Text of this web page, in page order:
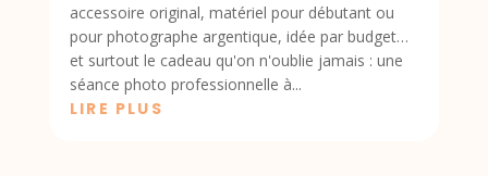
accessoire original, matériel pour débutant ou
pour photographe argentique, idée par budget…
et surtout le cadeau qu'on n'oublie jamais : une
séance photo professionnelle à...
LIRE PLUS